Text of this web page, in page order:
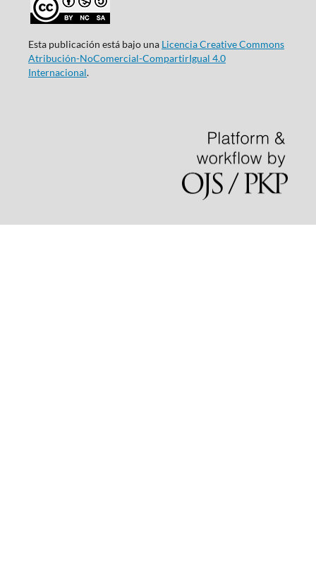
Esta publicación está bajo una Licencia Creative Commons
Atribución-NoComercial-CompartirIgual 4.0
Internacional.